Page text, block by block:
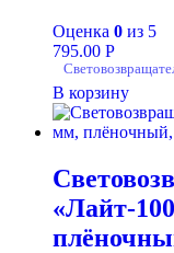
Оценка 0 из 5
795.00 Р
В корзину
«Лайт-